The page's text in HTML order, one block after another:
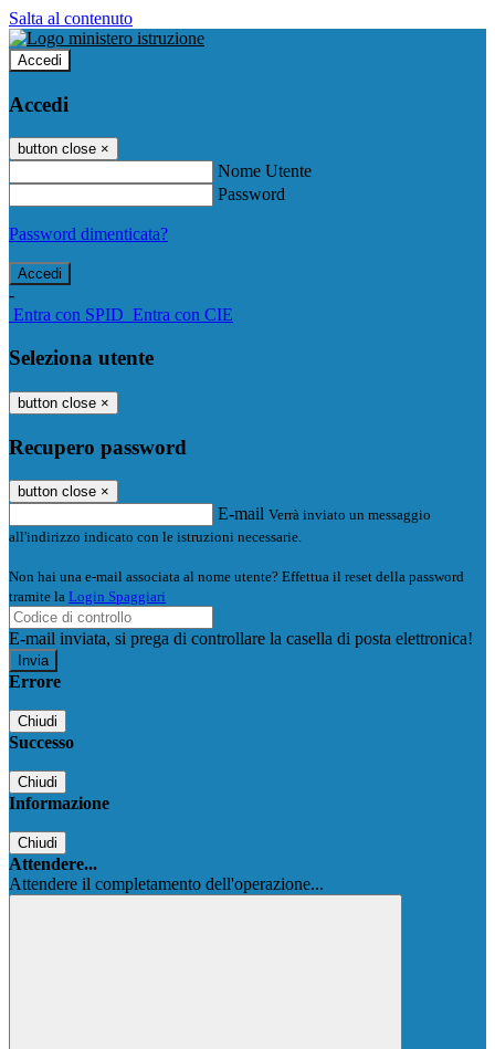
Salta al contenuto
Accedi
Accedi
button close ×
Nome Utente
Password
Password dimenticata?
-
Entra con SPID Entra con CIE
Seleziona utente
button close ×
Recupero password
button close ×
E-mail Verrà inviato un messaggio
all'indirizzo indicato con le istruzioni necessarie.
Non hai una e-mail associata al nome utente? Effettua il reset della password
tramite la Login Spaggiari
E-mail inviata, si prega di controllare la casella di posta elettronica!
Errore
Chiudi
Successo
Chiudi
Informazione
Chiudi
Attendere...
Attendere il completamento dell'operazione...